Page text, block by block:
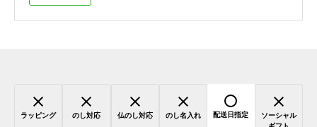
ラッピング のし対応 仏のし対応 のし名入れ 配送日指定
ソーシャル